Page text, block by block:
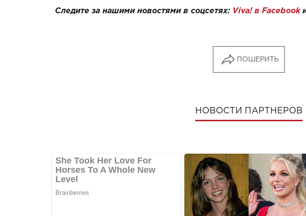
Следите за нашими новостями в соцсетях: Viva! в Facebook
ПОШЕРИТЬ
НОВОСТИ ПАРТНЕРОВ